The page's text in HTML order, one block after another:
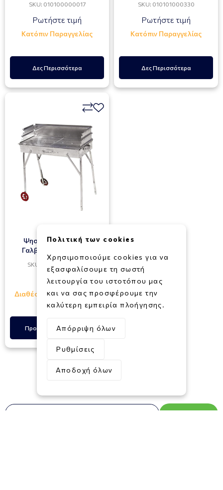
SKU: 010100000017
Ρωτήστε τιμή
Κατόπιν Παραγγελίας
Δες Περισσότερα
SKU: 010101000330
Ρωτήστε τιμή
Κατόπιν Παραγγελίας
Δες Περισσότερα
Ψησταριά Με Πλάτη
Γαλβανιζέ 55 Χ 30 cm
SKU: 022540006540
36,00€
Διαθέσιμο σε 1 - 3 ημέρες
Προσθήκη στο Καλάθι
Εγγραφή
Πολιτική των cookies
Χρησιμοποιούμε cookies για να
εξασφαλίσουμε τη σωστή
λειτουργία του ιστοτόπου μας
και να σας προσφέρουμε την
καλύτερη εμπειρία πλοήγησης.
Απόρριψη όλων
Ρυθμίσεις
Αποδοχή όλων